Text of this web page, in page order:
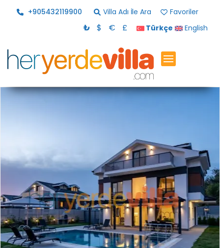
+905432119900 Villa Adı İle Ara Favoriler
₺ $ € £ Türkçe English